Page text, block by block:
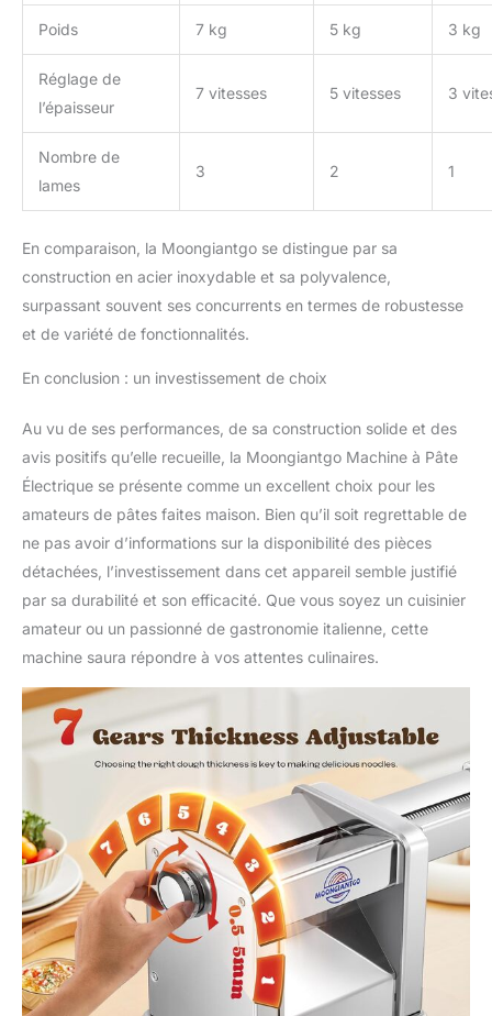
nutritive, ainsi que du jus
de légumes nutritif ou un
mélange d'œufs. Avec ce
vous pouvez préparer
comme des spaghettis,
nouilles fines, des
nouilles pour wonton ou
des nouilles larges selon
vos goûts ! Assistance
immédiate : Si vous
problèmes lors de
pate, veuillez nous
contacter et nous
répondrons rapidement
dans un délai d'un jour
ouvrable. Le machine à
spaghetti est
accompagné d'une
garantie d'un an, d'une
politique de retour de 30
jours et d'un support
technique en ligne à vie.
Si vous avez besoin
italiens, veuillez
rechercher B0B4RFZR62.
Poids 7 kg 5 kg 3 kg
Réglage de
l’épaisseur
7 vitesses 5 vitesses 3
Nombre de
lames
3 2 1
En comparaison, la Moongiantgo se distingue par sa
construction en acier inoxydable et sa polyvalence,
surpassant souvent ses concurrents en termes de robustesse
et de variété de fonctionnalités.
En conclusion : un investissement de choix
Au vu de ses performances, de sa construction solide et des
avis positifs qu’elle recueille, la Moongiantgo Machine à Pâte
Électrique se présente comme un excellent choix pour les
amateurs de pâtes faites maison. Bien qu’il soit regrettable de
ne pas avoir d’informations sur la disponibilité des pièces
détachées, l’investissement dans cet appareil semble justifié
par sa durabilité et son efficacité. Que vous soyez un cuisinier
amateur ou un passionné de gastronomie italienne, cette
machine saura répondre à vos attentes culinaires.